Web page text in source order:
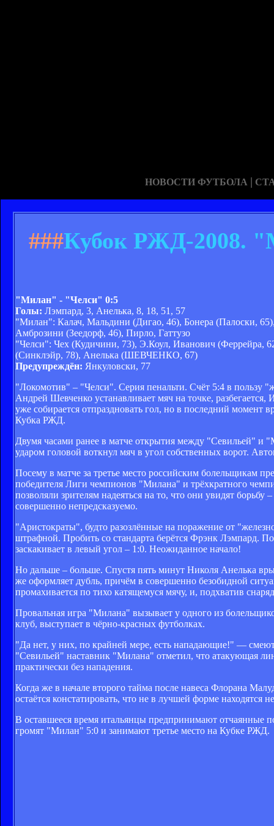
НОВОСТИ ФУТБОЛА |
###Кубок РЖД-2008.
"Милан" - "Челси" 0:5
Голы: Лэмпард, 3, Анелька, 8, 18, 51, 57
"Милан": Калач, Мальдини (Дигао, 46), Бонера (Палоски,
Амброзини (Зеедорф, 46), Пирло, Гаттузо
"Челси": Чех (Кудичини, 73), Э.Коул, Иванович (Феррейра,
(Синклэйр, 78), Анелька (ШЕВЧЕНКО, 67)
Предупреждён: Янкуловски, 77
"Локомотив" – "Челси". Серия пенальти. Счёт 5:4 в пользу
Андрей Шевченко устанавливает мяч на точке,
уже собирается отпраздновать гол, но в последний момент
Кубка РЖД.
Двумя часами ранее в матче открытия между "Севильей"
ударом головой воткнул мяч в угол собственных ворот.
Посему в матче за третье место российским болельщикам
победителя Лиги чемпионов "Милана" и трёхкратного
позволяли зрителям надеяться на то, что они увидят
совершенно непредсказуемо.
"Аристократы", будто разозлённые на поражение от
штрафной. Пробить со стандарта берётся Фрэнк Лэмпард.
заскакивает в левый угол – 1:0. Неожиданное начало!
Но дальше – больше. Спустя пять минут Николя Анелька
же оформляет дубль, причём в совершенно безобидной
промахивается по тихо катящемуся мячу, и, подхватив
Провальная игра "Милана" вызывает у одного из
клуб, выступает в чёрно-красных футболках.
"Да нет, у них, по крайней мере, есть нападающие!" —
"Севильей" наставник "Милана" отметил, что атакующая
практически без нападения.
Когда же в начале второго тайма после навеса Флорана
остаётся констатировать, что не в лучшей форме
В оставшееся время итальянцы предпринимают отчаянные
громят "Милан" 5:0 и занимают третье место на Кубке РЖД.